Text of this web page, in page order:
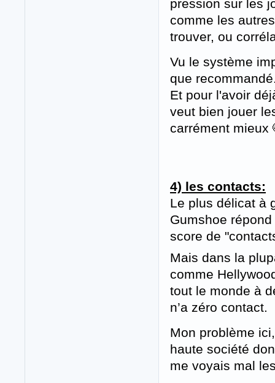
pression sur les
comme les
trouver, ou
Vu le système
que
Et pour l'avoir
veut bien jouer
carrément mieux
4) les contacts:
Le plus délicat à
Gumshoe
score de
Mais dans la
comme
tout le monde à
n’a zéro contact.
Mon problème
haute société
me voyais mal